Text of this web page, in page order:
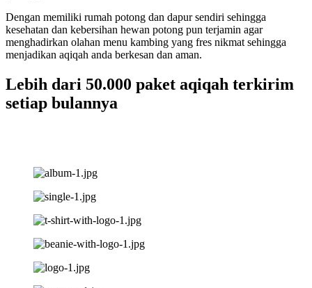
Dengan memiliki rumah potong dan dapur sendiri sehingga
kesehatan dan kebersihan hewan potong pun terjamin agar
menghadirkan olahan menu kambing yang fres nikmat sehingga
menjadikan aqiqah anda berkesan dan aman.
Lebih dari 50.000 paket aqiqah terkirim
setiap bulannya